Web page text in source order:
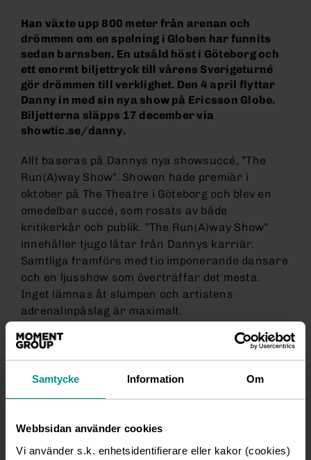
Samtycke Information Om
Webbsidan använder cookies
Vi använder s.k. enhetsidentifierare eller kakor (cookies)
Han växte upp 800 meter från arenan och
drömmen om en spelning i Globen har funnits
sedan barnsben. En utsåld höst i Göteborg och
ett enormt biljettryck till vårens Sverigeturné
gör drömmen till verklighet. Den 4 april flyttar
Danny in med sin nya show på Ericsson Globe.
Biljetterna släpps 17 december via
showtic.se/danny.
Allt baseras på Dannys nya showsuccé, ”The
Run(A)way Show”. Showen hade premiär i
oktober på The Theatre i Göteborg och blev en
omedelbar succé, som rosats av både
kritikerkår och publik. ”The Run(A)way Show”
innehåller tjugo låtar från Dannys karriär.
Samtliga framförs med tio imponerande dansare
och en ljusshow som överträffar det mesta.
Inget lämnas åt slumpen och artistens
adrenalinpåslag är maximalt.
lagom till nyår. Men publiktrycket har tvingat
även spikat att också
Ericsson Globe